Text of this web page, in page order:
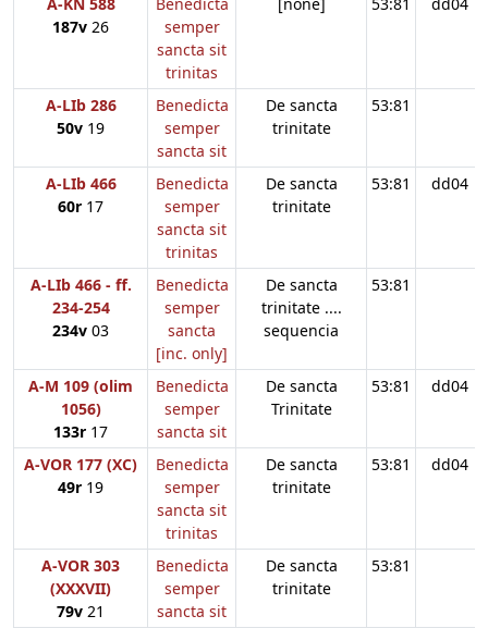
187v 26
semper
sancta sit
trinitas
A-LIb 286
50v 19
Benedicta
semper
sancta sit
De sancta
trinitate
53:81
A-LIb 466
60r 17
Benedicta
semper
sancta sit
trinitas
De sancta
trinitate
53:81 dd04
A-LIb 466 - ff.
234-254
234v 03
Benedicta
semper
sancta
[inc. only]
De sancta
trinitate ....
sequencia
53:81
A-M 109 (olim
1056)
133r 17
Benedicta
semper
sancta sit
De sancta
Trinitate
53:81 dd04
A-VOR 177 (XC)
49r 19
Benedicta
semper
sancta sit
trinitas
De sancta
trinitate
53:81 dd04
A-VOR 303
(XXXVII)
79v 21
Benedicta
semper
sancta sit
De sancta
trinitate
53:81